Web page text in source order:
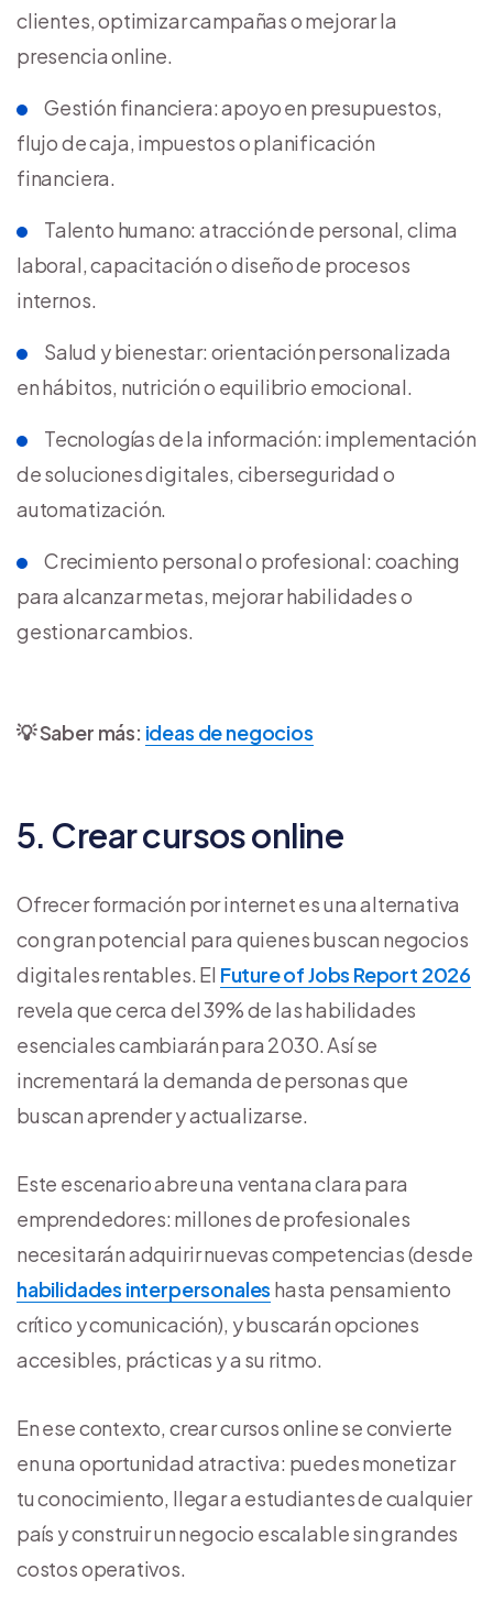
clientes, optimizar campañas o mejorar la
presencia online.
Gestión financiera: apoyo en presupuestos,
flujo de caja, impuestos o planificación
financiera.
Talento humano: atracción de personal, clima
laboral, capacitación o diseño de procesos
internos.
Salud y bienestar: orientación personalizada
en hábitos, nutrición o equilibrio emocional.
Tecnologías de la información: implementación
de soluciones digitales, ciberseguridad o
automatización.
Crecimiento personal o profesional: coaching
para alcanzar metas, mejorar habilidades o
gestionar cambios.
💡 Saber más: ideas de negocios
5. Crear cursos online
Ofrecer formación por internet es una alternativa
con gran potencial para quienes buscan negocios
digitales rentables. El Future of Jobs Report 2026
revela que cerca del 39% de las habilidades
esenciales cambiarán para 2030. Así se
incrementará la demanda de personas que
buscan aprender y actualizarse.
Este escenario abre una ventana clara para
emprendedores: millones de profesionales
necesitarán adquirir nuevas competencias (desde
habilidades interpersonales hasta pensamiento
crítico y comunicación), y buscarán opciones
accesibles, prácticas y a su ritmo.
En ese contexto, crear cursos online se convierte
en una oportunidad atractiva: puedes monetizar
tu conocimiento, llegar a estudiantes de cualquier
país y construir un negocio escalable sin grandes
costos operativos.